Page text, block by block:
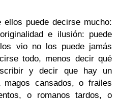
ellos puede decirse mucho:
e ilusión: puede
vio no los puede jamás
todo, menos decir qué
y decir que hay un
cansados, o frailes
o romanos tardos, o